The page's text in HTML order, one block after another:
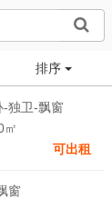
排序
-独卫-飘窗
㎡
可出租
窗